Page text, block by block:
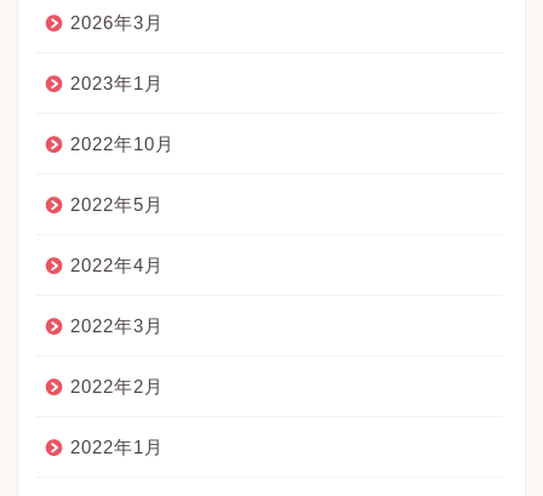
2026年3月
2023年1月
2022年10月
2022年5月
2022年4月
2022年3月
2022年2月
2022年1月